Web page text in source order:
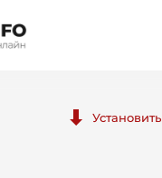
Установить